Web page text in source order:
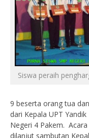
Siswa peraih
9 beserta orang tua
dari Kepala UPT
Negeri 4 Pakem.
dilanjut sambutan